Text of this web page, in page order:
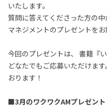
いたします。
質問に答えてくださった方の
マネジメントのプレゼントをお
今回のプレゼントは、 書籍『
どなたでもご応募いただけま
おります！
■3月のワクワクAMプレゼント